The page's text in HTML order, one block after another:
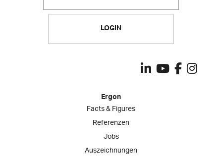
LOGIN
Ergon
Facts & Figures
Referenzen
Jobs
Auszeichnungen